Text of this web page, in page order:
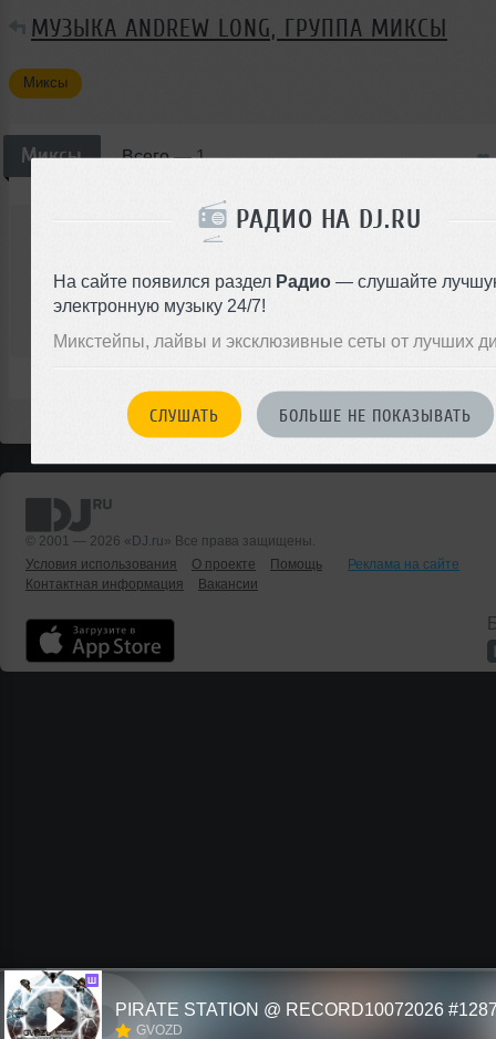
РАДИО НА DJ.RU
На сайте появился раздел Радио — слушайте
электронную музыку 24/7!
Микстейпы, лайвы и эксклюзивные сеты от лучших
СЛУШАТЬ БОЛЬШЕ НЕ ПОКАЗЫВАТЬ
МУЗЫКА ANDREW LONG, ГРУППА МИКСЫ
Миксы
Миксы Всего — 1
Andrew Long
DJ Andrew Long - Forza Horizon
Electro House
00:00
1 1:34:51 8 </>
© 2001 — 2026 «DJ.ru» Все права защищены.
Условия использования
О проекте Помощь
Реклама на сайте
Контактная информация
Вакансии
Ш
PIRATE STATION @ RECORD10072026
GVOZD